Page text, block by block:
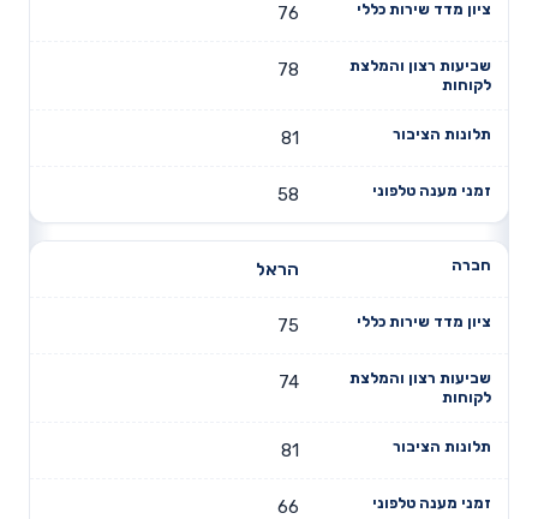
76
78
81
58
הראל
75
74
81
66